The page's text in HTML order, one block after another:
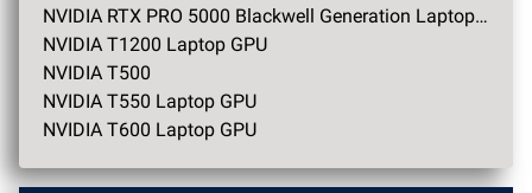
NVIDIA RTX PRO 5000 Blackwell Generation Laptop GPU
NVIDIA T1200 Laptop GPU
NVIDIA T500
NVIDIA T550 Laptop GPU
NVIDIA T600 Laptop GPU